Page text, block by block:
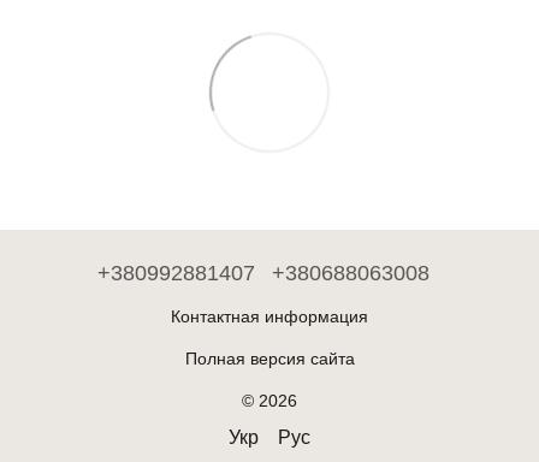
+380992881407 +380688063008
Контактная информация
Полная версия сайта
© 2026
Укр Рус